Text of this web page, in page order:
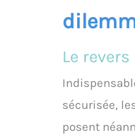
Le
sécurisée,
posent